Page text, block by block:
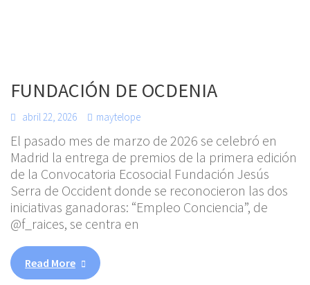
FUNDACIÓN DE OCDENIA
abril 22, 2026 maytelope
El pasado mes de marzo de 2026 se celebró en
Madrid la entrega de premios de la primera edición
de la Convocatoria Ecosocial Fundación Jesús
Serra de Occident donde se reconocieron las dos
iniciativas ganadoras: “Empleo Conciencia”, de
@f_raices, se centra en
Read More